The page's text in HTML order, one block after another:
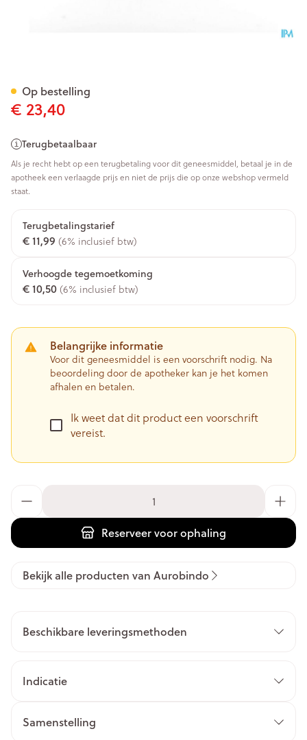
€ 23,40
Terugbetaalbaar
Als je recht hebt op een terugbetaling voor dit geneesmiddel, betaal je in de
apotheek een verlaagde prijs en niet de prijs die op onze webshop vermeld
staat.
Terugbetalingstarief
€ 11,99 (6% inclusief btw)
Verhoogde tegemoetkoming
€ 10,50 (6% inclusief btw)
Belangrijke informatie
Voor dit geneesmiddel is een voorschrift nodig. Na
beoordeling door de apotheker kan je het komen
afhalen en betalen.
Ik weet dat dit product een voorschrift
vereist.
Reserveervoor ophaling
Op bestelling
Bekijk alle producten van Aurobindo
Beschikbare leveringsmethoden
Indicatie
Samenstelling